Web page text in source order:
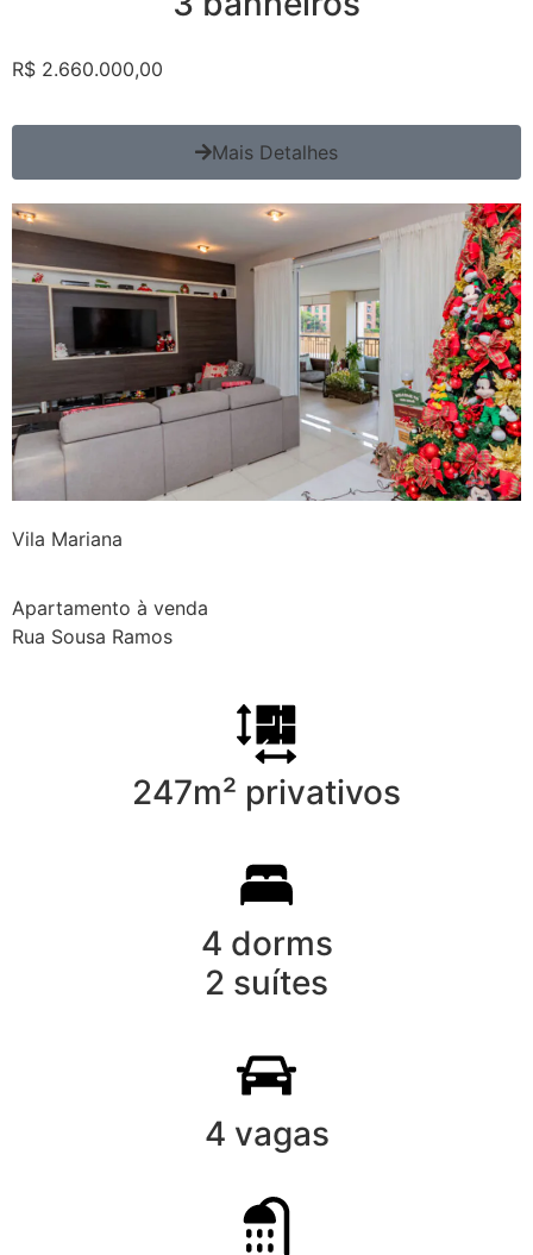
R$ 2.660.000,00
Mais Detalhes
Vila Mariana
Apartamento à venda
Rua Sousa Ramos
247m² privativos
4 dorms
2 suítes
4 vagas